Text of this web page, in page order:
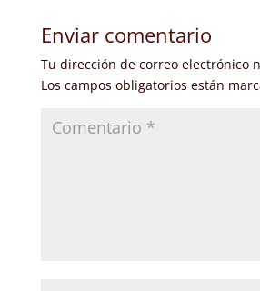
Enviar comentario
Tu dirección de correo electrónico
Los campos obligatorios están